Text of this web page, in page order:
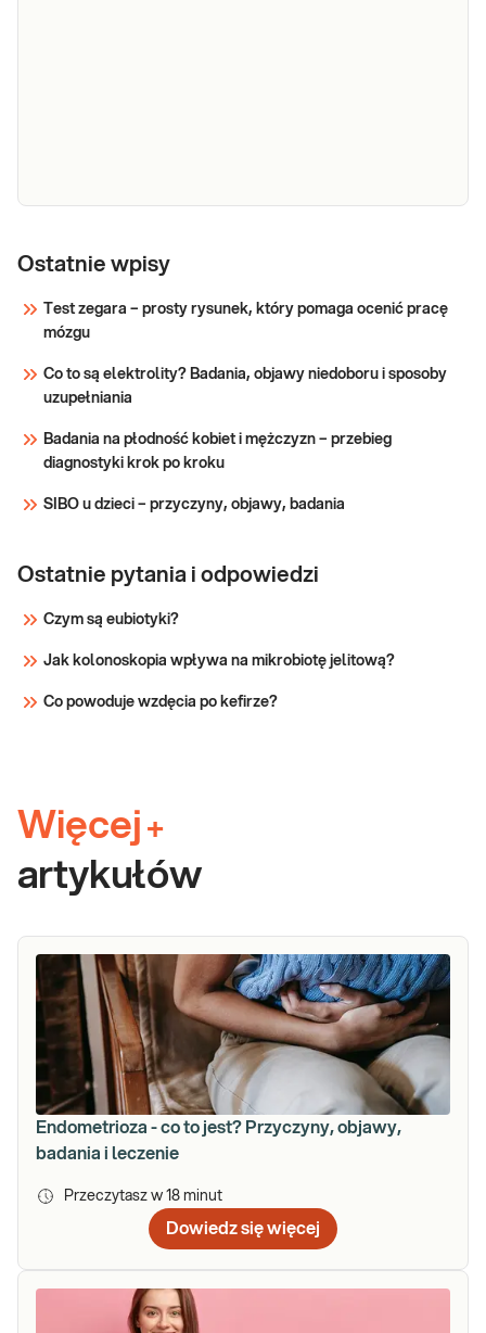
badanie z
diagnostyce
endometriozy
Dedykowany dla: Kobiet Wskazany: → w
przypadku dolegliwości typu: bolesne
dolegliwości występujące przy menstruacji
Ostatnie wpisy
Test zegara – prosty rysunek, który pomaga ocenić pracę
mózgu
Co to są elektrolity? Badania, objawy niedoboru i sposoby
uzupełniania
Badania na płodność kobiet i mężczyzn – przebieg
diagnostyki krok po kroku
SIBO u dzieci – przyczyny, objawy, badania
Ostatnie pytania i odpowiedzi
Czym są eubiotyki?
Jak kolonoskopia wpływa na mikrobiotę jelitową?
Co powoduje wzdęcia po kefirze?
Więcej +
artykułów
Endometrioza - co to jest? Przyczyny, objawy,
badania i leczenie
Przeczytasz w 18 minut
Dowiedz się więcej